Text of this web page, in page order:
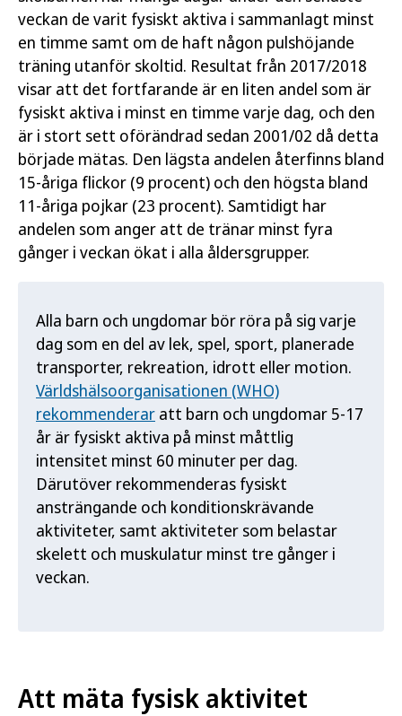
veckan de varit fysiskt aktiva i sammanlagt minst
en timme samt om de haft någon pulshöjande
träning utanför skoltid. Resultat från 2017/2018
visar att det fortfarande är en liten andel som är
fysiskt aktiva i minst en timme varje dag, och den
är i stort sett oförändrad sedan 2001/02 då detta
började mätas. Den lägsta andelen återfinns bland
15-åriga flickor (9 procent) och den högsta bland
11-åriga pojkar (23 procent). Samtidigt har
andelen som anger att de tränar minst fyra
gånger i veckan ökat i alla åldersgrupper.
Alla barn och ungdomar bör röra på sig varje
dag som en del av lek, spel, sport, planerade
transporter, rekreation, idrott eller motion.
Världshälsoorganisationen (WHO)
rekommenderar att barn och ungdomar 5-17
år är fysiskt aktiva på minst måttlig
intensitet minst 60 minuter per dag.
Därutöver rekommenderas fysiskt
ansträngande och konditionskrävande
aktiviteter, samt aktiviteter som belastar
skelett och muskulatur minst tre gånger i
veckan.
Att mäta fysisk aktivitet